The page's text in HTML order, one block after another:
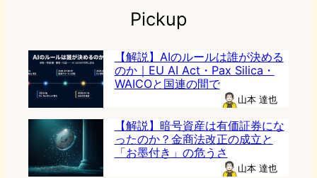
Pickup
【解説】AIのルールは誰が決める
のか｜EU AI Act・Pax Silica・
WAICOと国連の間で
山本 達也
【解説】暗号資産は有価証券にな
ったのか？金商法改正の成立と
「お墨付き」の危うさ
山本 達也